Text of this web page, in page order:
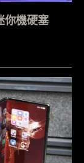
你機硬塞